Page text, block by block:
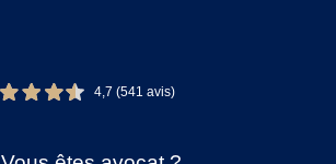
4,7 (541 avis)